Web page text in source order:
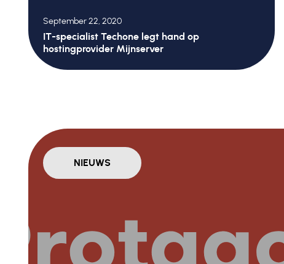
September 22, 2020
IT-specialist Techone legt hand op
hostingprovider Mijnserver
NIEUWS